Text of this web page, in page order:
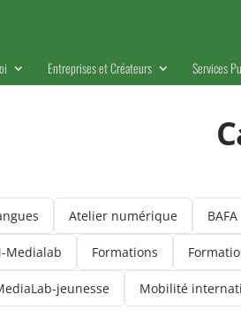
Entreprises et Créateurs Services
Atelier numérique BAFA
Medialab Formations
jeunesse Mobilité